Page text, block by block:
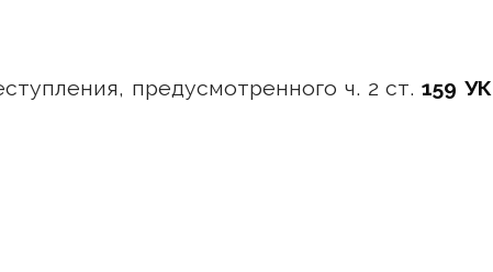
предусмотренного ч. 2 ст.159 УК